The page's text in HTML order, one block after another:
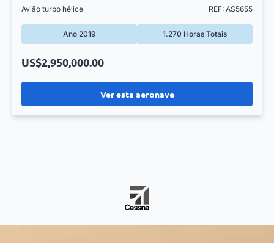
Avião turbo hélice REF: AS5655
Ano 2019 1.270 Horas Totais
Ver esta aeronave
US$2,950,000.00